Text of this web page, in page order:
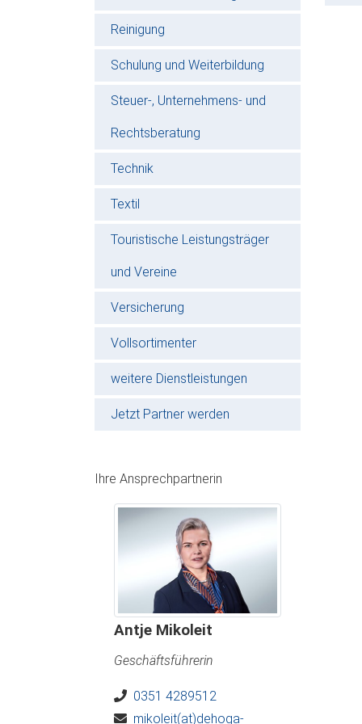
Reinigung
Schulung und Weiterbildung
Steuer-, Unternehmens- und
Rechtsberatung
Technik
Textil
Touristische Leistungsträger
und Vereine
Versicherung
Vollsortimenter
weitere Dienstleistungen
Jetzt Partner werden
Ihre Ansprechpartnerin
Antje Mikoleit
Geschäftsführerin
0351 4289512
mikoleit(at)dehoga-